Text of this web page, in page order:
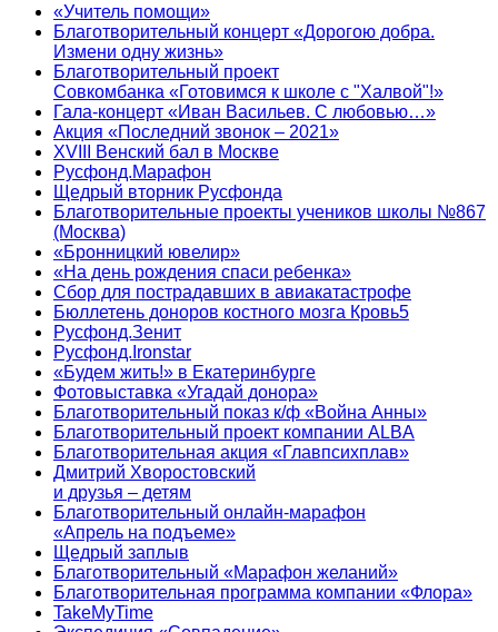
«Учитель помощи»
Благотворительный концерт «Дорогою добра.
Измени одну жизнь»
Благотворительный проект
Совкомбанка «Готовимся к школе с "Халвой"!»
Гала-концерт «Иван Васильев. С любовью…»
Акция «Последний звонок – 2021»
XVIII Венский бал в Москве
Русфонд.Марафон
Щедрый вторник Русфонда
Благотворительные проекты учеников школы №867
(Москва)
«Бронницкий ювелир»
«На день рождения спаси ребенка»
Сбор для пострадавших в авиакатастрофе
Бюллетень доноров костного мозга Кровь5
Русфонд.Зенит
Русфонд.Ironstar
«Будем жить!» в Екатеринбурге
Фотовыставка «Угадай донора»
Благотворительный показ к/ф «Война Анны»
Благотворительный проект компании ALBA
Благотворительная акция «Главпсихплав»
Дмитрий Хворостовский
и друзья – детям
Благотворительный онлайн‑марафон
«Апрель на подъеме»
Щедрый заплыв
Благотворительный «Марафон желаний»
Благотворительная программа компании «Флора»
TakeMyTime